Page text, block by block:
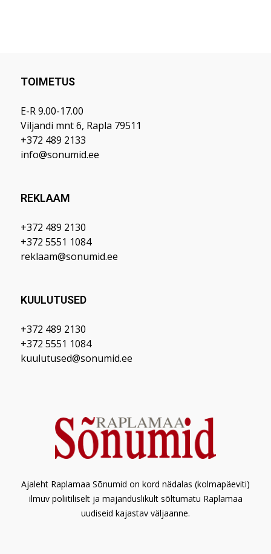
TOIMETUS
E-R 9.00-17.00
Viljandi mnt 6, Rapla 79511
+372 489 2133
info@sonumid.ee
REKLAAM
+372 489 2130
+372 5551 1084
reklaam@sonumid.ee
KUULUTUSED
+372 489 2130
+372 5551 1084
kuulutused@sonumid.ee
Ajaleht Raplamaa Sõnumid on kord nädalas (kolmapäeviti)
ilmuv poliitiliselt ja majanduslikult sõltumatu Raplamaa
uudiseid kajastav väljaanne.